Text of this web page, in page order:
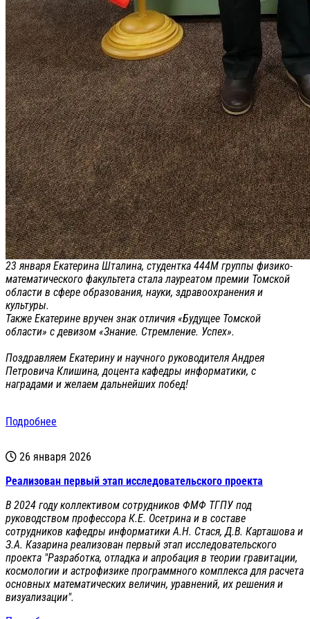
23 января Екатерина Шталина, студентка 444М группы физико-
математического факультета стала лауреатом премии Томской
области в сфере образования, науки, здравоохранения и
культуры.
Также Екатерине вручен знак отличия «Будущее Томской
области» с девизом «Знание. Стремление. Успех».
Поздравляем Екатерину и научного руководителя Андрея
Петровича Клишина, доцента кафедры информатики, с
наградами и желаем дальнейших побед!
Подробнее
26 января 2026
Реализован первый этап исследовательского проекта
В 2024 году коллективом сотрудников ФМФ ТГПУ под
руководством профессора К.Е. Осетрина и в составе
сотрудников кафедры информатики А.Н. Стася, Д.В. Карташова и
З.А. Казарина реализован первый этап исследовательского
проекта "Разработка, отладка и апробация в теории гравитации,
космологии и астрофизике программного комплекса для расчета
основных математических величин, уравнений, их решения и
визуализации".